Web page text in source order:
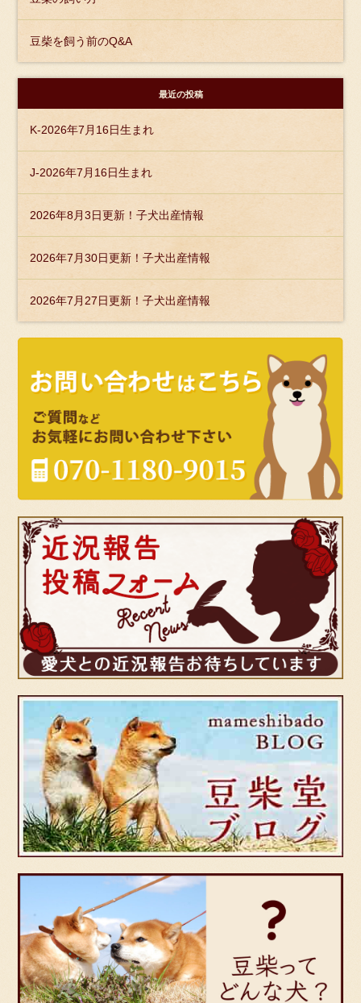
豆柴を飼う前のQ&A
最近の投稿
K-2026年7月16日生まれ
J-2026年7月16日生まれ
2026年8月3日更新！子犬出産情報
2026年7月30日更新！子犬出産情報
2026年7月27日更新！子犬出産情報